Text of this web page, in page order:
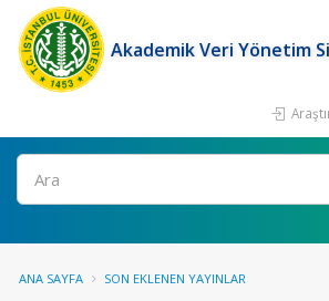
Akademik Veri Yönetim
Ara
ANA SAYFA SON EKLENEN YAYINLAR